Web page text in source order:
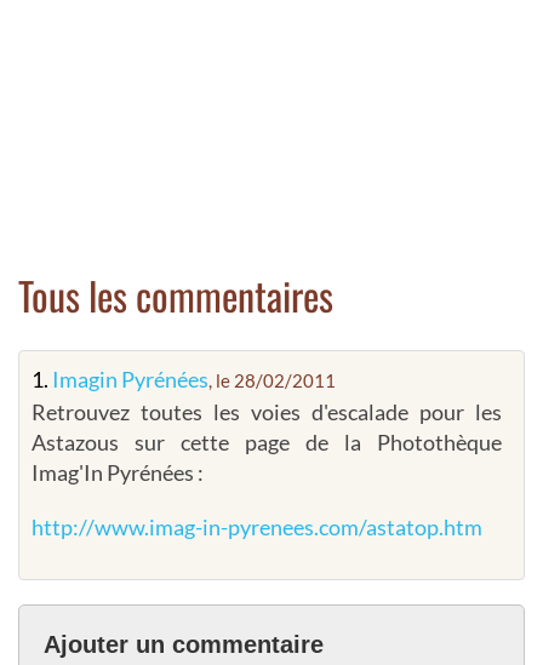
Tous les commentaires
1. Imagin Pyrénées, le 28/02/2011
Retrouvez toutes les voies d'escalade pour les
Astazous sur cette page de la Photothèque
Imag'In Pyrénées :
http://www.imag-in-pyrenees.com/astatop.htm
Ajouter un commentaire